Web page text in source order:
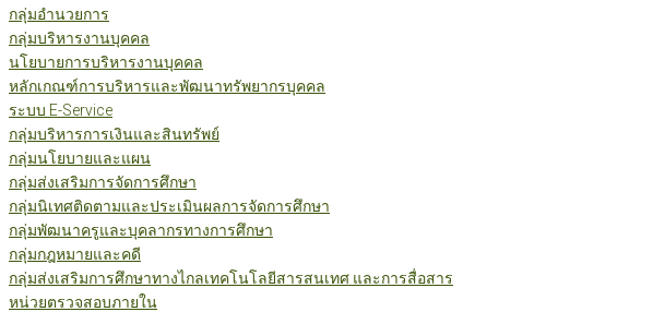
กลุ่มอำนวยการ
กลุ่มบริหารงานบุคคล
นโยบายการบริหารงานบุคคล
หลักเกณฑ์การบริหารและพัฒนาทรัพยากรบุคคล
ระบบ E-Service
กลุ่มบริหารการเงินและสินทรัพย์
กลุ่มนโยบายและแผน
กลุ่มส่งเสริมการจัดการศึกษา
กลุ่มนิเทศติดตามและประเมินผลการจัดการศึกษา
กลุ่มพัฒนาครูและบุคลากรทางการศึกษา
กลุ่มกฎหมายและคดี
กลุ่มส่งเสริมการศึกษาทางไกลเทคโนโลยีสารสนเทศ และการสื่อสาร
หน่วยตรวจสอบภายใน